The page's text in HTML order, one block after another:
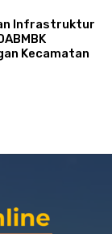
Infrastruktur
Kecamatan